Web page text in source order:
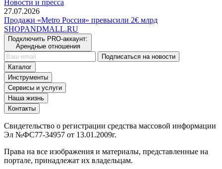
Новости и пресса
27.07.2026
Продажи «Metro Россия» превысили 2€ млрд
SHOPANDMALL.RU
Подключить PRO-аккаунт:
Арендные отношения
Подписаться на новости
Каталог
Инструменты
Сервисы и услуги
Наша жизнь
Контакты
Свидетельство о регистрации средства массовой информации
Эл №ФС77-34957 от 13.01.2009г.
Права на все изображения и материалы, представленные на
портале, принадлежат их владельцам.